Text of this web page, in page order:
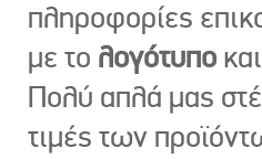
πληροφορίες
με το λογότυπο
Πολύ απλά μας
τιμές των